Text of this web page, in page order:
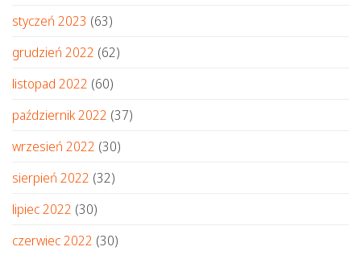
styczeń 2023 (63)
grudzień 2022 (62)
listopad 2022 (60)
październik 2022 (37)
wrzesień 2022 (30)
sierpień 2022 (32)
lipiec 2022 (30)
czerwiec 2022 (30)